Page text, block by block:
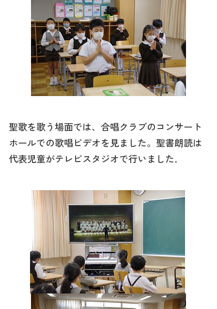
聖歌を歌う場面では、合唱クラブのコンサート
ホールでの歌唱ビデオを見ました。聖書朗読は
代表児童がテレビスタジオで行いました。